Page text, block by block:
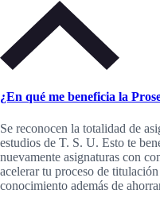
¿En qué me beneficia la
Se reconocen la totalidad de
estudios de T. S. U. Esto te
nuevamente asignaturas con
acelerar tu proceso de
conocimiento además de